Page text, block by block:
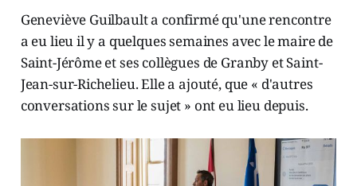
Geneviève Guilbault a confirmé qu'une rencontre
a eu lieu il y a quelques semaines avec le maire de
Saint-Jérôme et ses collègues de Granby et Saint-
Jean-sur-Richelieu. Elle a ajouté, que « d'autres
conversations sur le sujet » ont eu lieu depuis.